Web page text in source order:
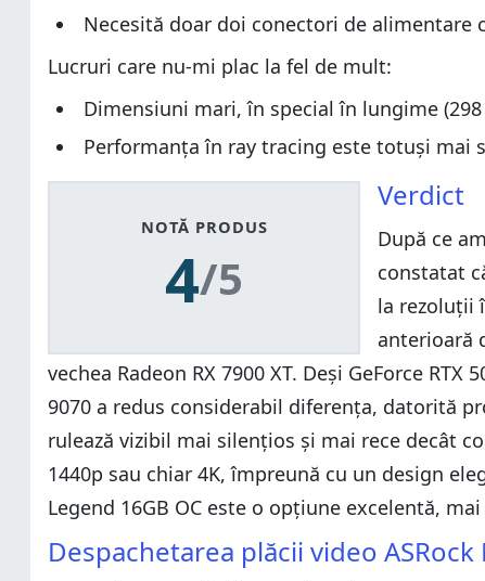
Necesită doar doi conectori de alimentare
Lucruri care nu-mi plac la fel de mult:
Dimensiuni mari, în special în lungime
Performanța în ray tracing este totuși mai
NOTĂ PRODUS
4/5
Verdict
După ce
constatat
la rezoluții
anterioară
vechea Radeon RX 7900 XT. Deși GeForce
9070 a redus considerabil diferența, datorită
rulează vizibil mai silențios și mai rece decât
1440p sau chiar 4K, împreună cu un design
Legend 16GB OC este o opțiune excelentă,
Despachetarea plăcii video